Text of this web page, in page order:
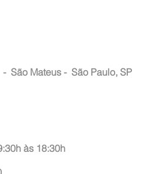
- São Mateus - São Paulo, SP
às 18:30h